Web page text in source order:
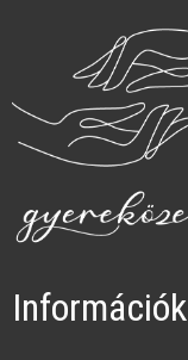
Információk